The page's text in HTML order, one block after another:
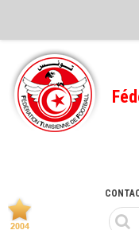
Feuille de match
FMI – 2022/2023
Ligue I – 2022/2023
Ligue I – 2020/2021